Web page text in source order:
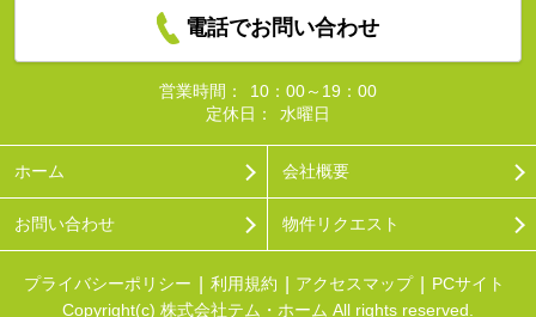
電話でお問い合わせ
営業時間：
10：00～19：00
定休日：
水曜日
ホーム 会社概要
お問い合わせ 物件リクエスト
プライバシーポリシー 利用規約 アクセスマップ
PCサイト
Copyright(c) 株式会社テム・ホーム All rights reserved.